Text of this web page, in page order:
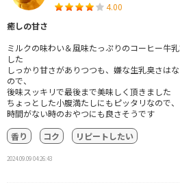
4.00
癒しの甘さ
ミルクの味わい＆風味たっぷりのコーヒー牛
した
しっかり甘さがありつつも、嫌な生乳臭さは
ので、
後味スッキリで最後まで美味しく頂きました
ちょっとした小腹満たしにもピッタリなので、
時間がない時のおやつにも良さそうです
香り
コク リピートしたい
2024.09.09 04:26:43